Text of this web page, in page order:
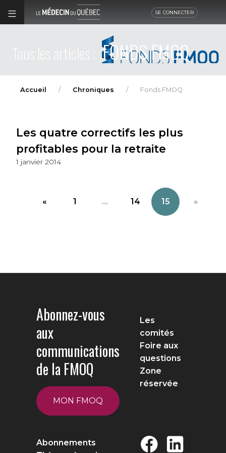
SE CONNECTER
Tous les articles : FONDS FMOQ
Accueil Chroniques Fonds FMOQ
Les quatre correctifs les plus
profitables pour la retraite
1 janvier 2014
« 1 ... 14 15 »
Abonnez-vous
aux
communications
de la FMOQ
MON FMOQ
Les
comités
Foire aux
questions
Zone
réservée
Abonnements